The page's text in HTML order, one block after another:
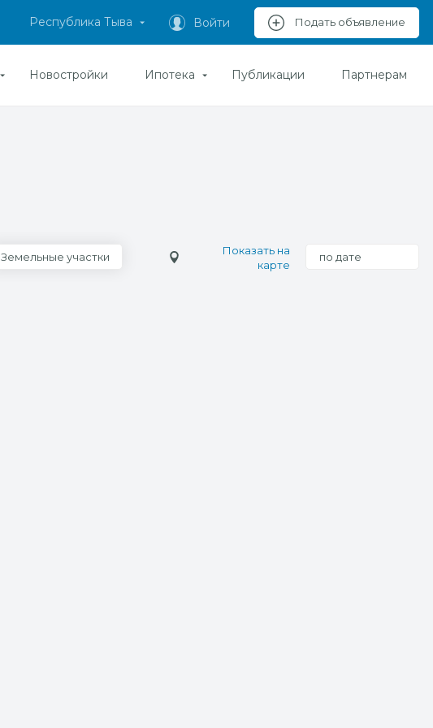
Республика Тыва Войти Подать объявление
Новостройки Ипотека Публикации Партнерам
Земельные участки
Показать на
карте
по дате